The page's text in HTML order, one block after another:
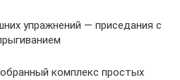
упражнений — приседания с
комплекс простых